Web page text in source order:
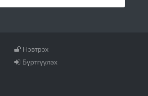
Нэвтрэх
Бүртгүүлэх